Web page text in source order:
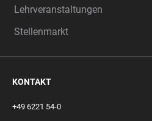
Lehrveranstaltungen
Stellenmarkt
KONTAKT
+49 6221 54-0